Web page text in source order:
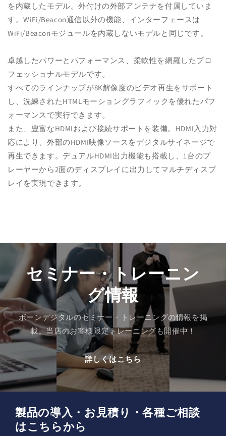
を内蔵したモデル。外付けの外部アンテナを付属していま
す。WiFi/Beacon通信以外の機能、インターフェースは
WiFi/Beaconモジュールを内蔵しないモデルと同じです。
卓越したパワーとパフォーマンス、柔軟性を網羅したプロ
フェッショナルモデルです。
すべてのラインナップが8K解像度のビデオ再生をサポート
し、洗練されたHTMLモーショングラフィックを優れたパフ
ォーマンスで実行できます。
また、豊富なHDMIおよび接続サポートを装備。HDMI入力対
応により、外部のHDMI映像ソースをデジタルサイネージで
再生できます。デュアルHDMI出力機能も搭載し、1台のプ
レーヤーから2面のディスプレイに出力してマルチディスプ
レイを実現できます。
セミナー・トレーニン
グ情報
ボーンデジタルのセミナー・トレーニングの情報を掲
載。当店のお客様限定トレーニングも開催中！
詳しくはこちら
製品の導入・お見積り・各種ご相談
はこちらから